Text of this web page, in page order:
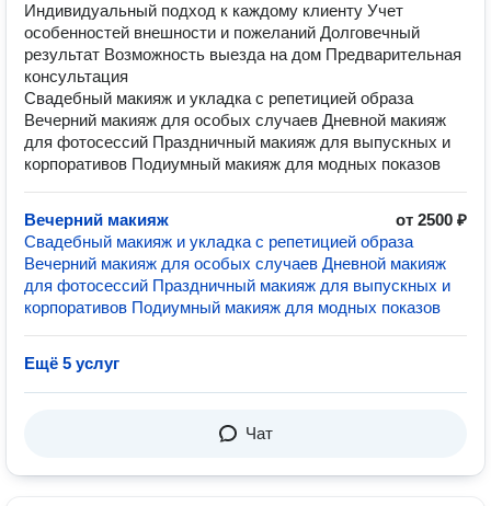
Индивидуальный подход к каждому клиенту Учет
особенностей внешности и пожеланий Долговечный
результат Возможность выезда на дом Предварительная
консультация
Свадебный макияж и укладка с репетицией образа
Вечерний макияж для особых случаев Дневной макияж
для фотосессий Праздничный макияж для выпускных и
корпоративов Подиумный макияж для модных показов
Вечерний макияж
от 2500 ₽
Свадебный макияж и укладка с репетицией образа
Вечерний макияж для особых случаев Дневной макияж
для фотосессий Праздничный макияж для выпускных и
корпоративов Подиумный макияж для модных показов
Ещё 5 услуг
Чат